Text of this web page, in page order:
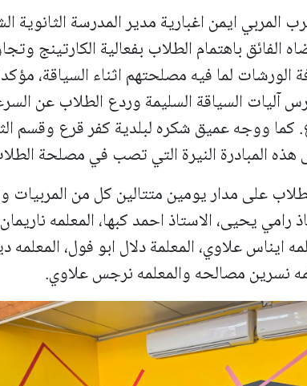
المربي ايمن اغبارية مدير المدرسة الثانوية
الفائق باهتمام الطلاب بفعالية الكارتينج
الورشات لما فيه مصلحتهم اثناء السياقة،
آليات السياقة السليمة وردع الطلاب عن
كما ووجه عميق شكره لبلدية كفر قرع وقسم
هذه المبادرة النيرة التي تصب في مصلحة
على مدار يومين متتالين كل من المربيات
رامي يحيى، الاستاذ احمد كبها، المعلمه
ايناس علاوي، المعلمة دلال ابو فول،
نسرين مصالحه والمعلمه نرجس علاوي.